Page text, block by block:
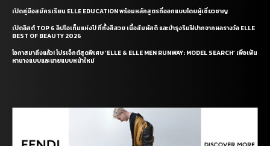
เปิดคู่มือสมัครเรียน ELLE EDUCATION พร้อมหลักสูตรที่ออกแบบโดยผู้เชี่ยวชาญ
เปิดลิสต์ TOP 6 ลิปไอเท็มแห่งปี ที่ทั้งสีสวย เนื้อสัมผัสดี และบำรุงริมฝีปากจากผลรางวัล ELLE
BEST OF BEAUTY 2026
โอกาสมาถึงแล้ว! โปรเจ็กต์สุดพิเศษ ‘ELLE & ELLE MEN RUNWAY: MODEL SEARCH’ เพื่อเฟ้น
หานางแบบและนายแบบหน้าใหม่